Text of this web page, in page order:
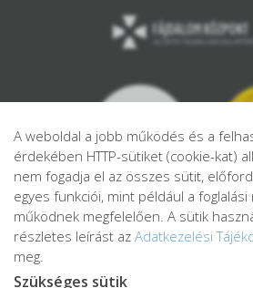
A weboldal a jobb működés és a
érdekében HTTP-sütiket (cookie-kat)
nem fogadja el az összes sütit,
egyes funkciói, mint például a
működnek megfelelően. A sütik
részletes leírást az Adatkezelési
meg.
Szükséges sütik